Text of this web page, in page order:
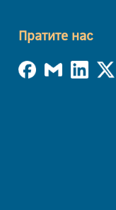
Пратите нас